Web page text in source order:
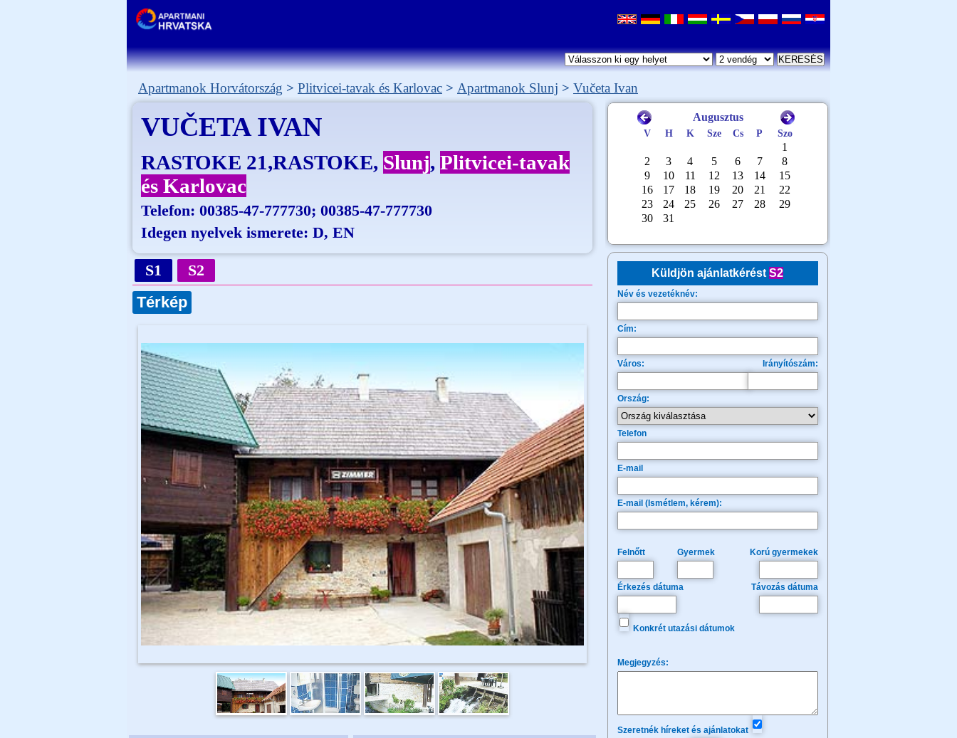
Apartmanok Horvátország Plitvicei-tavak és Karlovac Apartmanok Slunj Vučeta Ivan
VUČETA IVAN
RASTOKE 21,RASTOKE Slunj Plitvicei-tavak
és Karlovac
Telefon: 00385-47-777730; 00385-47-777730
Idegen nyelvek ismerete: D, EN
S1
S2
Térkép
Küldjön ajánlatkéréstS2
Név és vezetéknév:
Cím:
Város: Irányítószám:
Ország:
Telefon
E-mail
E-mail (Ismétlem, kérem):
Felnőtt Gyermek Korú gyermekek
Érkezés dátuma Távozás dátuma
Konkrét utazási dátumok
Megjegyzés:
Szeretnék híreket és ajánlatokat